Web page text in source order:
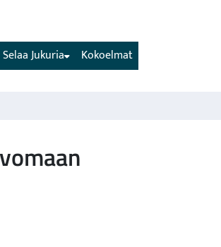
Kokoelmat
Selaa Jukuria